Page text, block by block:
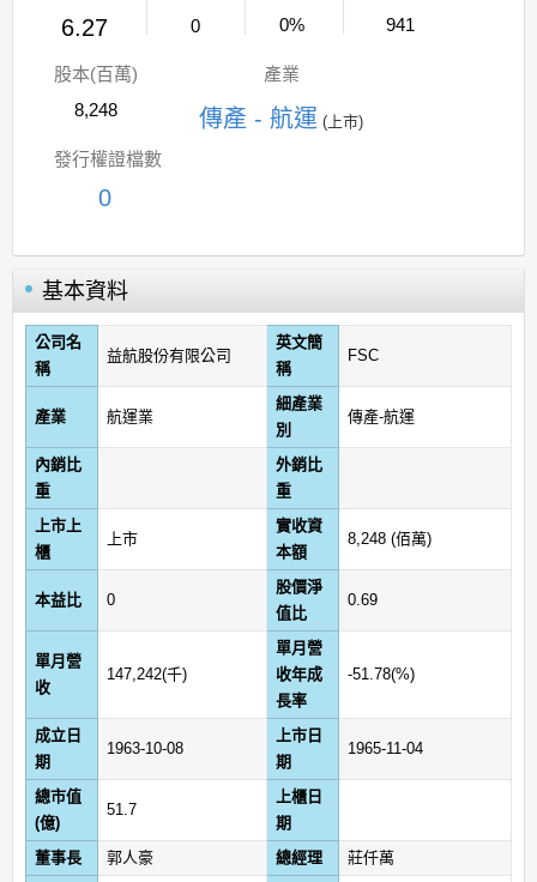
6.27
0
0%
941
股本(百萬)
8,248
產業
傳產 - 航運 (上市)
發行權證檔數
0
基本資料
公司名
稱
益航股份有限公司
英文簡
稱
FSC
產業 航運業
細產業
別
傳產-航運
內銷比
重
外銷比
重
上市上
櫃
上市
實收資
本額
8,248 (佰萬)
本益比 0
股價淨
值比
0.69
單月營
收
147,242(千)
單月營
收年成
長率
-51.78(%)
成立日
期
1963-10-08
上市日
期
1965-11-04
總市值
(億)
51.7
上櫃日
期
董事長
郭人豪 總經理 莊仟萬